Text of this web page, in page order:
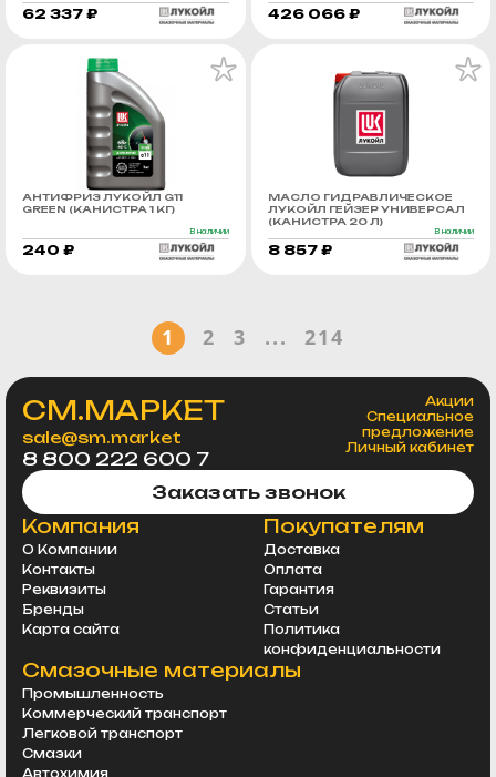
62 337 ₽ 426 066 ₽
АНТИФРИЗ ЛУКОЙЛ G11
GREEN (КАНИСТРА 1 КГ)
В наличии
240 ₽
МАСЛО ГИДРАВЛИЧЕСКОЕ
ЛУКОЙЛ ГЕЙЗЕР УНИВЕРСАЛ
(КАНИСТРА 20 Л)
В наличии
8 857 ₽
1 2 3 ... 214
СМ.МАРКЕТ
sale@sm.market
8 800 222 600 7
Акции
Специальное
предложение
Личный кабинет
Заказать звонок
Компания
О Компании
Контакты
Реквизиты
Бренды
Карта сайта
Покупателям
Доставка
Оплата
Гарантия
Статьи
Политика
конфиденциальности
Смазочные материалы
Промышленность
Коммерческий транспорт
Легковой транспорт
Смазки
Автохимия